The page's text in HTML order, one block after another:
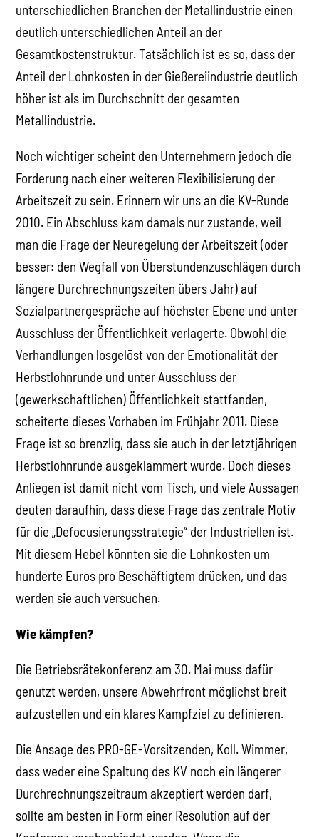
unterschiedlichen Branchen der Metallindustrie einen
deutlich unterschiedlichen Anteil an der
Gesamtkostenstruktur. Tatsächlich ist es so, dass der
Anteil der Lohnkosten in der Gießereiindustrie deutlich
höher ist als im Durchschnitt der gesamten
Metallindustrie.
Noch wichtiger scheint den Unternehmern jedoch die
Forderung nach einer weiteren Flexibilisierung der
Arbeitszeit zu sein. Erinnern wir uns an die KV-Runde
2010. Ein Abschluss kam damals nur zustande, weil
man die Frage der Neuregelung der Arbeitszeit (oder
besser: den Wegfall von Überstundenzuschlägen durch
längere Durchrechnungszeiten übers Jahr) auf
Sozialpartnergespräche auf höchster Ebene und unter
Ausschluss der Öffentlichkeit verlagerte. Obwohl die
Verhandlungen losgelöst von der Emotionalität der
Herbstlohnrunde und unter Ausschluss der
(gewerkschaftlichen) Öffentlichkeit stattfanden,
scheiterte dieses Vorhaben im Frühjahr 2011. Diese
Frage ist so brenzlig, dass sie auch in der letztjährigen
Herbstlohnrunde ausgeklammert wurde. Doch dieses
Anliegen ist damit nicht vom Tisch, und viele Aussagen
deuten daraufhin, dass diese Frage das zentrale Motiv
für die „Defocusierungsstrategie“ der Industriellen ist.
Mit diesem Hebel könnten sie die Lohnkosten um
hunderte Euros pro Beschäftigtem drücken, und das
werden sie auch versuchen.
Wie kämpfen?
Die Betriebsrätekonferenz am 30. Mai muss dafür
genutzt werden, unsere Abwehrfront möglichst breit
aufzustellen und ein klares Kampfziel zu definieren.
Die Ansage des PRO-GE-Vorsitzenden, Koll. Wimmer,
dass weder eine Spaltung des KV noch ein längerer
Durchrechnungszeitraum akzeptiert werden darf,
sollte am besten in Form einer Resolution auf der